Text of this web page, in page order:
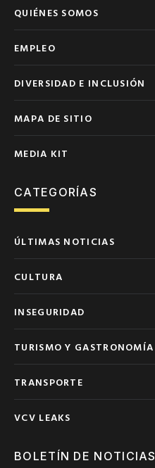
QUIÉNES SOMOS
EMPLEO
DIVERSIDAD E INCLUSIÓN
MAPA DE SITIO
MEDIA KIT
CATEGORÍAS
ÚLTIMAS NOTICIAS
CULTURA
INSEGURIDAD
TURISMO Y GASTRONOMÍA
TRANSPORTE
VCV LEAKS
BOLETÍN DE NOTICIAS